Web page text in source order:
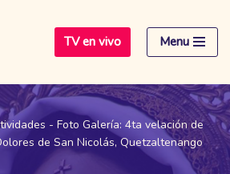
TV en vivo Menu
- Foto Galería: 4ta velación de
de San Nicolás, Quetzaltenango